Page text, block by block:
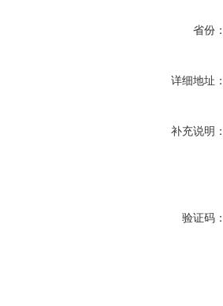
省份
详细地址
补充说明
验证码